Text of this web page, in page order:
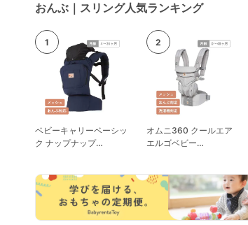
おんぶ｜スリング人気ランキング
ベビーキャリーベーシッ
ク ナップナップ
オムニ360 クールエア
エルゴベビー